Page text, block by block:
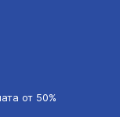
от 50%